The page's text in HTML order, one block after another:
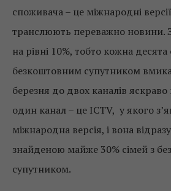
споживача – це міжнародні
транслюють переважно новини.
на рівні 10%, тобто кожна десята
безкоштовним супутником
березня до двох каналів
один канал – це ІСТV, у якого
міжнародна версія, і вона
знайденою майже 30% сімей з
супутником.